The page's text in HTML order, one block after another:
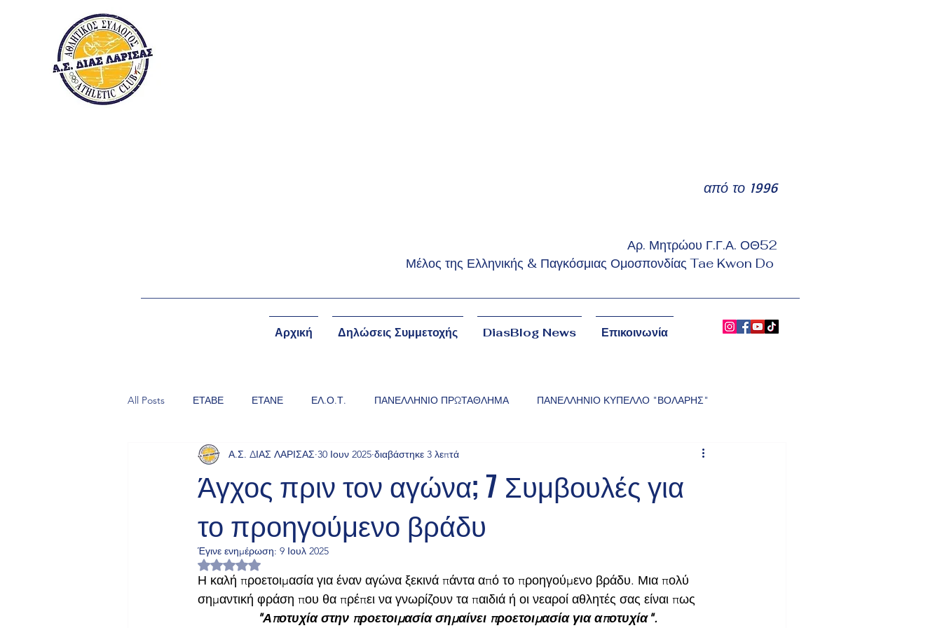
από το 1996
Αρ. Μητρώου Γ.Γ.Α. ΟΘ52
Μέλος της Ελληνικής & Παγκόσμιας Ομοσπονδίας Tae Kwon Do
Αρχική Δηλώσεις Συμμετοχής DiasBlog News Επικοινωνία
All Posts ΕΤΑΒΕ ΕΤΑΝΕ ΕΛ.Ο.Τ. ΠΑΝΕΛΛΗΝΙΟ ΠΡΩΤΑΘΛΗΜΑ ΠΑΝΕΛΛΗΝΙΟ ΚΥΠΕΛΛΟ "ΒΟΛΑΡΗΣ"
ΠΑΝΕΛΛΗΝΙΟ ΚΥΠΕΛΛΟ "ΘΩΜΑΪΔΗΣ" ΠΑΝΕΛΛΗΝΙΟ ΚΥΠΕΛΛΟ "ΚΑΣΣΗΣ"
ΚΑΤΑΣΚΗΝΩΣΗ Α.Σ. ΔΙΑΣ ΛΑΡΙΣΑΣ
ΠΑΝΕΛΛΗΝΙΟΙ ΣΧΟΛΙΚΟΙ ΑΓΩΝΕΣ ΣΕΜΙΝΑΡΙΑ BABY CUP ΛΑΡΙΣΑ ΔΗΜΟΣ ΛΑΡΙΣΑΙΩΝ
Άγχος πριν τον αγώνα; 7 Συμβουλές για
το προηγούμενο βράδυ
Α.Σ. ΔΙΑΣ ΛΑΡΙΣΑΣ 30 Ιουν 2025 διαβάστηκε 3 λεπτά
Έγινε ενημέρωση: 9 Ιουλ 2025
Βαθμολογήθηκε με NaN από 5 αστέρια.
Η καλή προετοιμασία για έναν αγώνα ξεκινά πάντα από το προηγούμενο βράδυ. Μια πολύ
σημαντική φράση που θα πρέπει να γνωρίζουν τα παιδιά ή οι νεαροί αθλητές σας είναι πως
"Αποτυχία στην προετοιμασία σημαίνει προετοιμασία για αποτυχία".